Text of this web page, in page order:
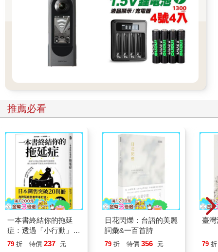
推薦必看
一本書終結你的拖延
症：透過「小行動」打
開大腦的行動開關，懶
79 折 特價 237 元
日花閃爍：台語的美麗
詞彙&一百首詩
79 折 特價 356 元
臺
79 折